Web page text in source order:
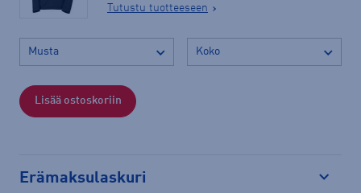
Tutustu tuotteeseen
Lisää ostoskoriin
Erämaksulaskuri